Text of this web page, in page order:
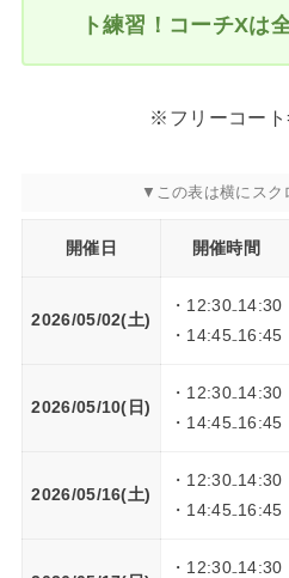
ト練習！コーチXは
※フリーコート
開催日 開催時間
2026/05/02(土)
・12:30₋14:30
・14:45₋16:45
2026/05/10(日)
・12:30₋14:30
・14:45₋16:45
2026/05/16(土)
・12:30₋14:30
・14:45₋16:45
・12:30₋14:30